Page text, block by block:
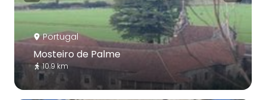
Portugal
Mosteiro de Palme
10.9 km